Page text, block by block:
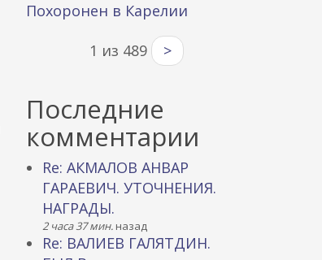
Похоронен в Карелии
1 из 489 >
Последние
комментарии
Re: АКМАЛОВ АНВАР
ГАРАЕВИЧ. УТОЧНЕНИЯ.
НАГРАДЫ.
2 часа 37 мин.назад
Re: ВАЛИЕВ ГАЛЯТДИН.